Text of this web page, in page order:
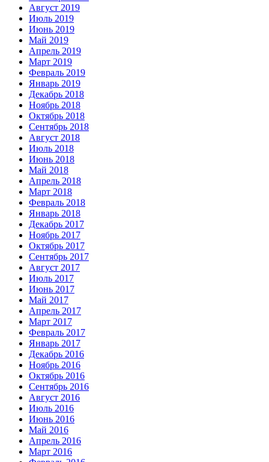
Август 2019
Июль 2019
Июнь 2019
Май 2019
Апрель 2019
Март 2019
Февраль 2019
Январь 2019
Декабрь 2018
Ноябрь 2018
Октябрь 2018
Сентябрь 2018
Август 2018
Июль 2018
Июнь 2018
Май 2018
Апрель 2018
Март 2018
Февраль 2018
Январь 2018
Декабрь 2017
Ноябрь 2017
Октябрь 2017
Сентябрь 2017
Август 2017
Июль 2017
Июнь 2017
Май 2017
Апрель 2017
Март 2017
Февраль 2017
Январь 2017
Декабрь 2016
Ноябрь 2016
Октябрь 2016
Сентябрь 2016
Август 2016
Июль 2016
Июнь 2016
Май 2016
Апрель 2016
Март 2016